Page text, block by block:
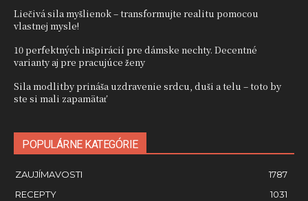
Liečivá sila myšlienok – transformujte realitu pomocou
vlastnej mysle!
10 perfektných inšpirácií pre dámske nechty. Decentné
varianty aj pre pracujúce ženy
Sila modlitby prináša uzdravenie srdcu, duši a telu – toto by
ste si mali zapamätať
POPULÁRNE KATEGÓRIE
ZAUJÍMAVOSTI
1787
RECEPTY
1031